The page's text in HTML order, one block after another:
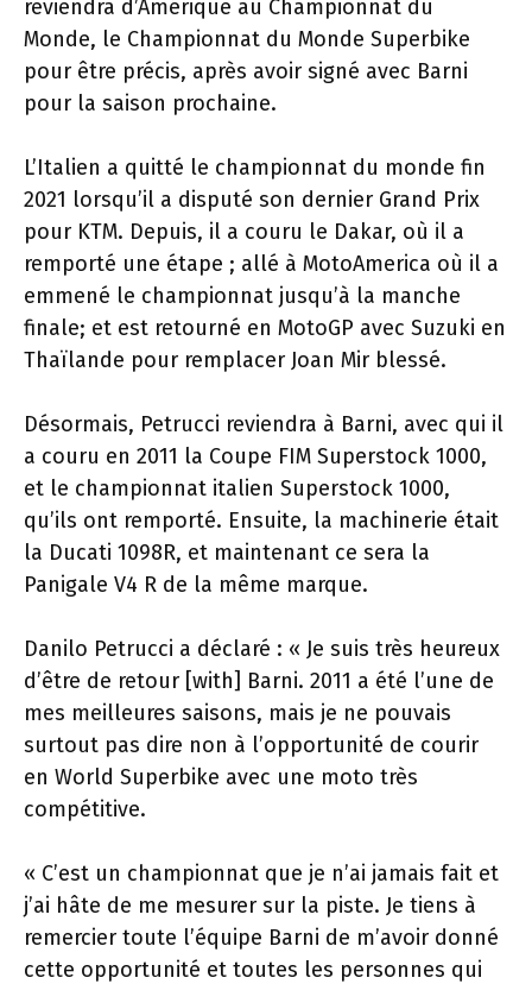
reviendra d’Amérique au Championnat du
Monde, le Championnat du Monde Superbike
pour être précis, après avoir signé avec Barni
pour la saison prochaine.
L’Italien a quitté le championnat du monde fin
2021 lorsqu’il a disputé son dernier Grand Prix
pour KTM. Depuis, il a couru le Dakar, où il a
remporté une étape ; allé à MotoAmerica où il a
emmené le championnat jusqu’à la manche
finale; et est retourné en MotoGP avec Suzuki en
Thaïlande pour remplacer Joan Mir blessé.
Désormais, Petrucci reviendra à Barni, avec qui il
a couru en 2011 la Coupe FIM Superstock 1000,
et le championnat italien Superstock 1000,
qu’ils ont remporté. Ensuite, la machinerie était
la Ducati 1098R, et maintenant ce sera la
Panigale V4 R de la même marque.
Danilo Petrucci a déclaré : « Je suis très heureux
d’être de retour [with] Barni. 2011 a été l’une de
mes meilleures saisons, mais je ne pouvais
surtout pas dire non à l’opportunité de courir
en World Superbike avec une moto très
compétitive.
« C’est un championnat que je n’ai jamais fait et
j’ai hâte de me mesurer sur la piste. Je tiens à
remercier toute l’équipe Barni de m’avoir donné
cette opportunité et toutes les personnes qui